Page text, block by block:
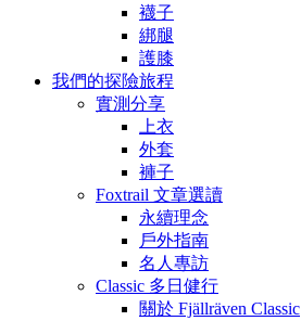
襪子
綁腿
護膝
我們的探險旅程
實測分享
上衣
外套
褲子
Foxtrail 文章選讀
永續理念
戶外指南
名人專訪
Classic 多日健行
關於 Fjällräven Classic